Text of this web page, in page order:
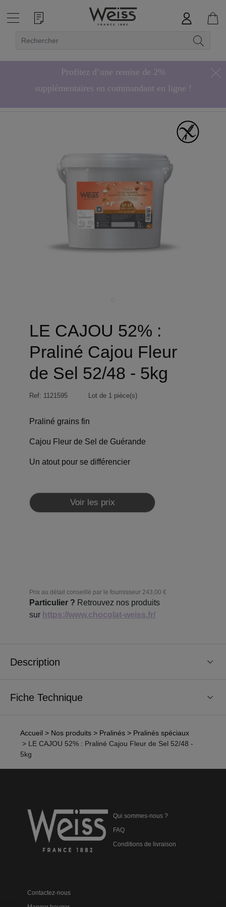
Profitez d’une remise de 2%
supplémentaires en commandant en ligne !
LE CAJOU 52% :
Praliné Cajou Fleur
de Sel 52/48 - 5kg
Ref: 1121595 Lot de 1 pièce(s)
Praliné grains fin
Cajou Fleur de Sel de Guérande
Un atout pour se différencier
Voir les prix
Prix au détail conseillé par le fournisseur 243,00 €
Particulier ? Retrouvez nos produits
sur https://www.chocolat-weiss.fr/
Description
Fiche Technique
Accueil > Nos produits > Pralinés > Pralinés spéciaux
> LE CAJOU 52% : Praliné Cajou Fleur de Sel 52/48 -
5kg
Qui sommes-nous ?
FAQ
Conditions de livraison
Contactez-nous